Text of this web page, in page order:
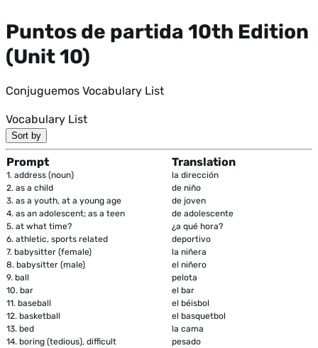
Puntos de partida 10th Edition
(Unit 10)
Conjuguemos Vocabulary List
Vocabulary List
Sort by
Prompt Translation
1. address (noun)
la dirección
2. as a child
de niño
3. as a youth, at a young age
de joven
4. as an adolescent; as a teen
de adolescente
5. at what time?
¿a qué hora?
6. athletic, sports related
deportivo
7. babysitter (female)
la niñera
8. babysitter (male)
el niñero
9. ball
pelota
10. bar
el bar
11. baseball
el béisbol
12. basketball
el basquetbol
13. bed
la cama
14. boring (tedious), difficult
pesado